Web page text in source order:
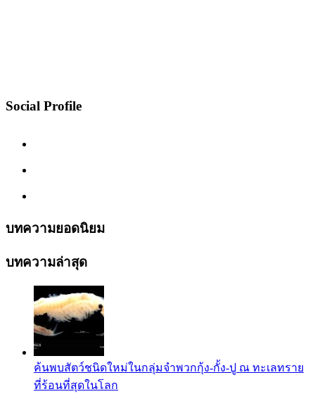
Social Profile
บทความยอดนิยม
บทความล่าสุด
ค้นพบสัตว์ชนิดใหม่ในกลุ่มจำพวกกุ้ง-กั้ง-ปู ณ ทะเลทราย
ที่ร้อนที่สุดในโลก